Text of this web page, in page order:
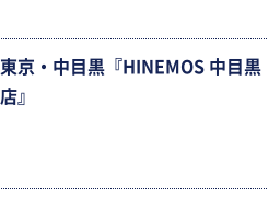
東京・中目黒『HINEMOS 中目黒
店』